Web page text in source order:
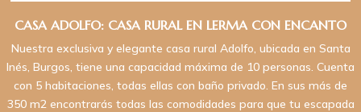
CASA ADOLFO: CASA RURAL EN LERMA CON ENCANTO
Nuestra exclusiva y elegante casa rural Adolfo, ubicada en Santa
Inés, Burgos, tiene una capacidad máxima de 10 personas. Cuenta
con 5 habitaciones, todas ellas con baño privado. En sus más de
350 m2 encontrarás todas las comodidades para que tu escapada